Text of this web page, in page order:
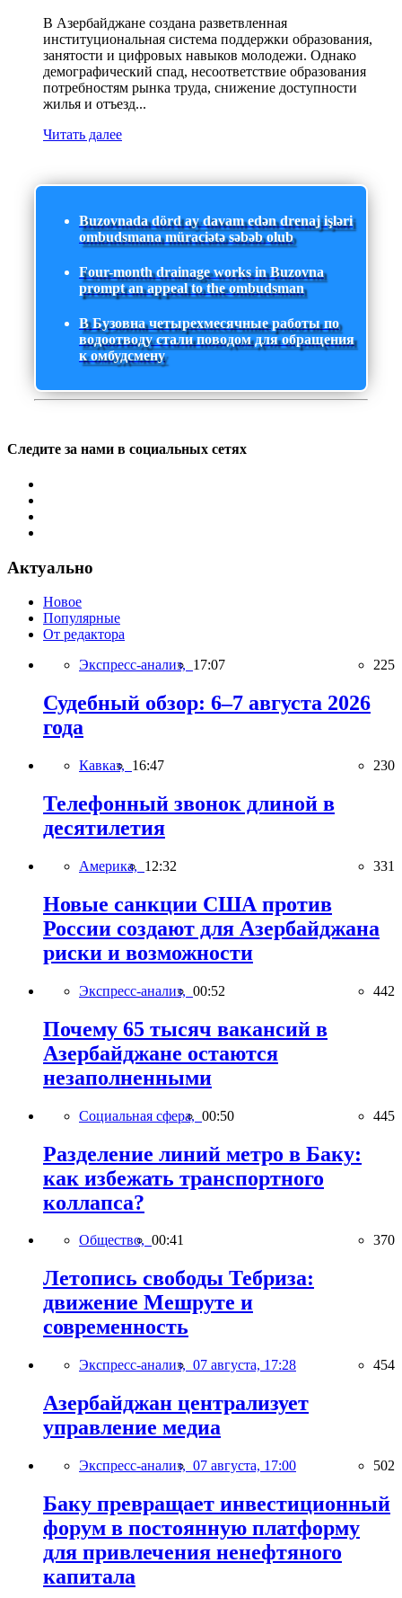
В Азербайджане создана разветвленная
институциональная система поддержки образования,
занятости и цифровых навыков молодежи. Однако
демографический спад, несоответствие образования
потребностям рынка труда, снижение доступности
жилья и отъезд...
Читать далее
Buzovnada dörd ay davam edən drenaj işləri
ombudsmana müraciətə səbəb olub
Four-month drainage works in Buzovna
prompt an appeal to the ombudsman
В Бузовна четырехмесячные работы по
водоотводу стали поводом для обращения
к омбудсмену
Следите за нами в социальных сетях
Актуально
Новое
Популярные
От редактора
Экспресс-анализ, 17:07 225
Судебный обзор: 6–7 августа 2026
года
Кавказ, 16:47 230
Телефонный звонок длиной в
десятилетия
Америка, 12:32 331
Новые санкции США против
России создают для Азербайджана
риски и возможности
Экспресс-анализ, 00:52 442
Почему 65 тысяч вакансий в
Азербайджане остаются
незаполненными
Социальная сфера, 00:50 445
Разделение линий метро в Баку:
как избежать транспортного
коллапса?
Общество, 00:41 370
Летопись свободы Тебриза:
движение Мешруте и
современность
Экспресс-анализ, 07 августа, 17:28 454
Азербайджан централизует
управление медиа
Экспресс-анализ, 07 августа, 17:00 502
Баку превращает инвестиционный
форум в постоянную платформу
для привлечения ненефтяного
капитала